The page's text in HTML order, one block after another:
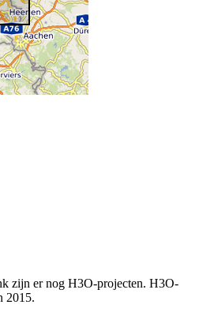
zijn er nog H3O-projecten. H3O-
2015.